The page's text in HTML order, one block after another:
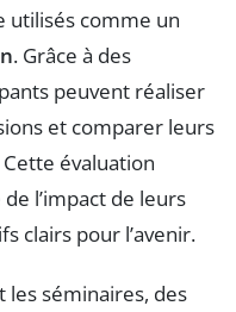
utilisés comme un
. Grâce à des
peuvent réaliser
et comparer leurs
évaluation
l’impact de leurs
clairs pour l’avenir.
les séminaires, des